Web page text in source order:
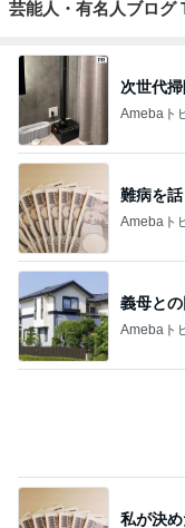
堀ちえ
とうも
ありが